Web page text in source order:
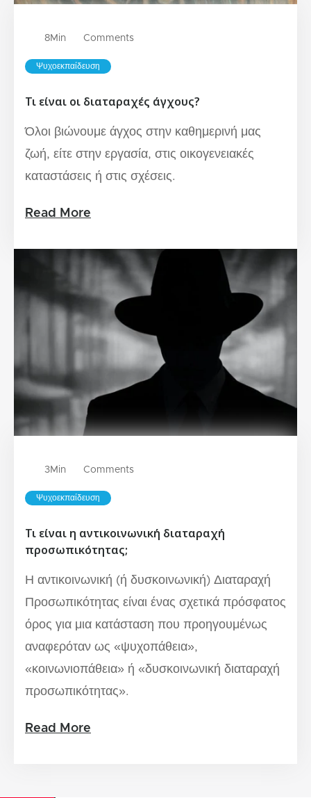
8Min Comments
Ψυχοεκπαίδευση
Τι είναι οι διαταραχές άγχους?
Όλοι βιώνουμε άγχος στην καθημερινή μας
ζωή, είτε στην εργασία, στις οικογενειακές
καταστάσεις ή στις σχέσεις.
Read More
3Min Comments
Ψυχοεκπαίδευση
Τι είναι η αντικοινωνική διαταραχή
προσωπικότητας;
Η αντικοινωνική (ή δυσκοινωνική) Διαταραχή
Προσωπικότητας είναι ένας σχετικά πρόσφατος
όρος για μια κατάσταση που προηγουμένως
αναφερόταν ως «ψυχοπάθεια»,
«κοινωνιοπάθεια» ή «δυσκοινωνική διαταραχή
προσωπικότητας».
Read More